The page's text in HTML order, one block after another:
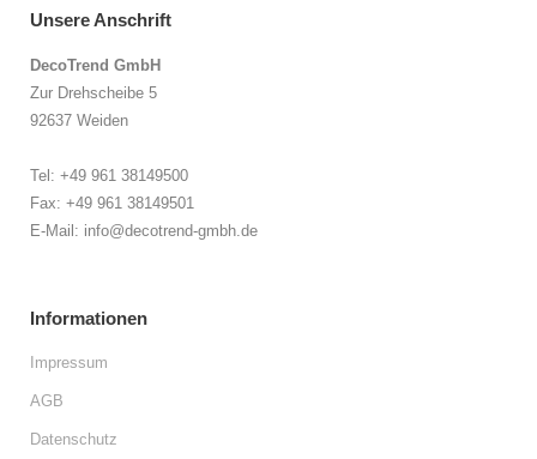
Unsere Anschrift
DecoTrend GmbH
Zur Drehscheibe 5
92637 Weiden
Tel: +49 961 38149500
Fax: +49 961 38149501
E-Mail: info@decotrend-gmbh.de
Informationen
Impressum
AGB
Datenschutz